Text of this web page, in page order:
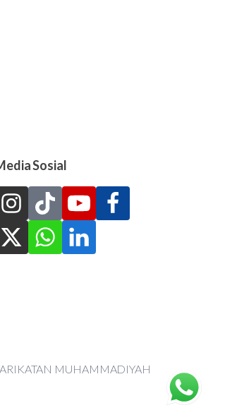
Sosial
MUHAMMADIYAH